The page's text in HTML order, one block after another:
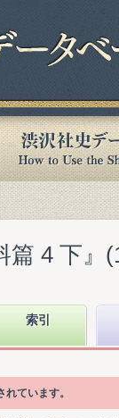
篇 4 下』
索引
ています。